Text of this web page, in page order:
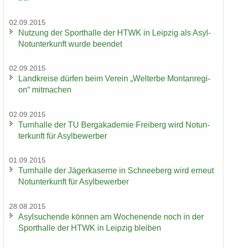
02.09.2015
Nut­zung der Sport­hal­le der HTWK in Leip­zig als Asyl-​
Notunterkunft wurde be­en­det
02.09.2015
Land­krei­se dür­fen beim Ver­ein „Welt­erbe Mon­tan­re­gi­
on“ mit­ma­chen
02.09.2015
Turn­hal­le der TU Berg­aka­de­mie Frei­berg wird Not­un­
ter­kunft für Asyl­be­wer­ber
01.09.2015
Turn­hal­le der Jä­ger­ka­ser­ne in Schnee­berg wird er­neut
Not­un­ter­kunft für Asyl­be­wer­ber
28.08.2015
Asyl­su­chen­de kön­nen am Wo­chen­en­de noch in der
Sport­hal­le der HTWK in Leip­zig blei­ben